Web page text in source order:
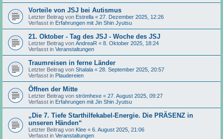
Vorteile von JSJ bei Autismus
Letzter Beitrag von Estrella « 27. Dezember 2025, 12:26
Verfasst in Erfahrungen mit Jin Shin Jyutsu
21. Oktober - Tag des JSJ - Woche des JSJ
Letzter Beitrag von AndreaR « 8. Oktober 2025, 18:24
Verfasst in Veranstaltungen
Traumreisen in ferne Länder
Letzter Beitrag von Shalala « 28. September 2025, 20:57
Verfasst in Plaudereien
Öffnen der Mitte
Letzter Beitrag von strömhexe « 27. August 2025, 09:27
Verfasst in Erfahrungen mit Jin Shin Jyutsu
„Die 7. Tiefe Starthilfekabel-Energie. Die PRÄSENZ in
unseren Händen“
Letzter Beitrag von Klee « 6. August 2025, 21:06
Verfasst in Veranstaltungen